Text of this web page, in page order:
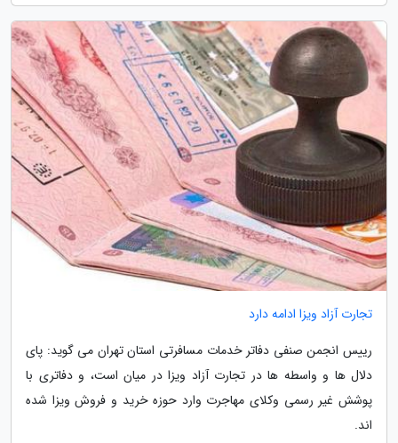
تجارت آزاد ویزا ادامه دارد
رییس انجمن صنفی دفاتر خدمات مسافرتی استان تهران می گوید: پای
دلال ها و واسطه ها در تجارت آزاد ویزا در میان است، و دفاتری با
پوشش غیر رسمی وکلای مهاجرت وارد حوزه خرید و فروش ویزا شده
اند.